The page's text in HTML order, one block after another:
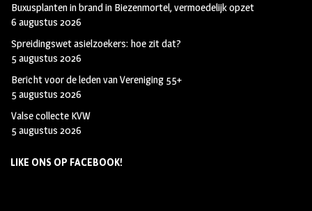
Buxusplanten in brand in Biezenmortel, vermoedelijk opzet
6 augustus 2026
Spreidingswet asielzoekers: hoe zit dat?
5 augustus 2026
Bericht voor de leden van Vereniging 55+
5 augustus 2026
Valse collecte KVW
5 augustus 2026
LIKE ONS OP FACEBOOK!